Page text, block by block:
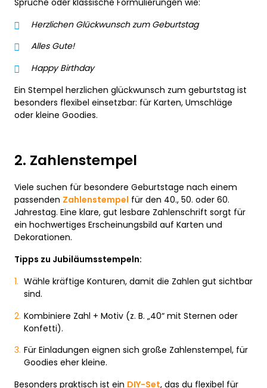
Herzlichen Glückwunsch zum Geburtstag
Alles Gute!
Happy Birthday
Ein Stempel herzlichen glückwunsch zum geburtstag ist
besonders flexibel einsetzbar: für Karten, Umschläge
oder kleine Goodies.
2. Zahlenstempel
Viele suchen für besondere Geburtstage nach einem
passenden Zahlenstempel für den 40., 50. oder 60.
Jahrestag. Eine klare, gut lesbare Zahlenschrift sorgt für
ein hochwertiges Erscheinungsbild auf Karten und
Dekorationen.
Tipps zu Jubiläumsstempeln:
Wähle kräftige Konturen, damit die Zahlen gut sichtbar
sind.
Kombiniere Zahl + Motiv (z. B. „40“ mit Sternen oder
Konfetti).
Für Einladungen eignen sich große Zahlenstempel, für
Goodies eher kleine.
Besonders praktisch ist ein DIY-Set, das du flexibel für